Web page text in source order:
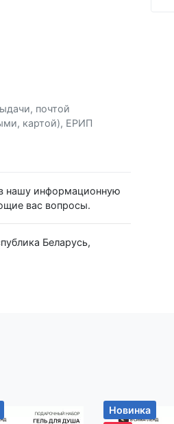
, почтой
картой), ЕРИП
нашу информационную
вас вопросы.
Новинка